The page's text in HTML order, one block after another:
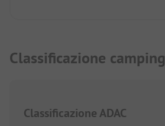
Classificazione camping
Classificazione ADAC